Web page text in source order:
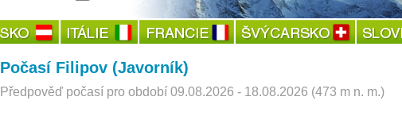
Počasí Filipov (Javorník)
Předpověď počasí pro období 09.08.2026 - 18.08.2026 (473 m n. m.)